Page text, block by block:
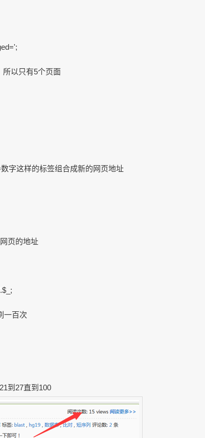
以只有5个页面
字这样的标签组合成新的网页地址
页的地址
一百次
到27直到100